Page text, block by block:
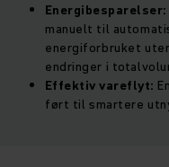
Energibesparelser:
manuelt til
energiforbruket
endringer i
Effektiv vareflyt:
ført til smartere